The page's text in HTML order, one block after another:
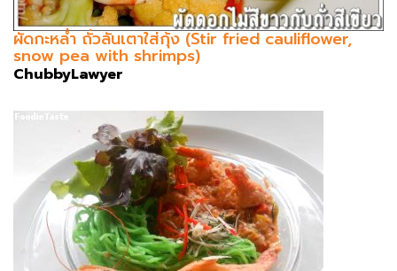
ผัดกะหล่ำ ถั่วลันเตาใส่กุ้ง (Stir fried cauliflower,
snow pea with shrimps)
ChubbyLawyer